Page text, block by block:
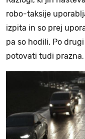
robo-taksije
izpita in so prej
pa so hodili. Po
potovati tudi